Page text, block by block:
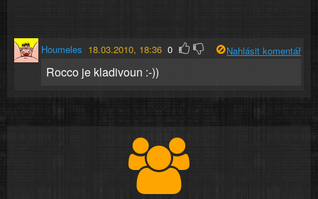
Houmeles 18.03.2010, 18:36 0 Nahlásit komentář
Rocco je kladivoun :-))